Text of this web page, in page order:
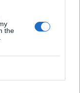
the
billet, havde
helt sikker,
Kris Hansen.
bliver nogle
fortryder, og
i en.